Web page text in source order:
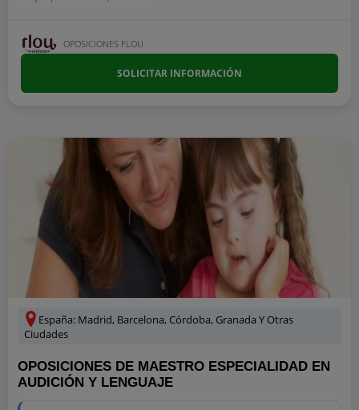
OPOSICIONES FLOU
SOLICITAR INFORMACIÓN
España: Madrid, Barcelona, Córdoba, Granada Y Otras
Ciudades
OPOSICIONES DE MAESTRO ESPECIALIDAD EN
AUDICIÓN Y LENGUAJE